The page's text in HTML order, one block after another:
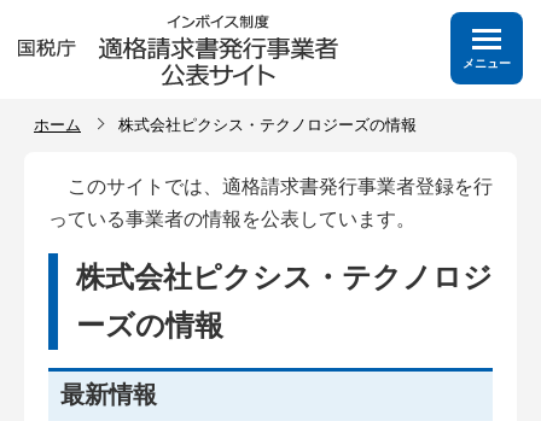
メニュー
ホーム 株式会社ピクシス・テクノロジーズの情報
このサイトでは、適格請求書発行事業者登録を行
っている事業者の情報を公表しています。
株式会社ピクシス・テクノロジ
ーズの情報
最新情報